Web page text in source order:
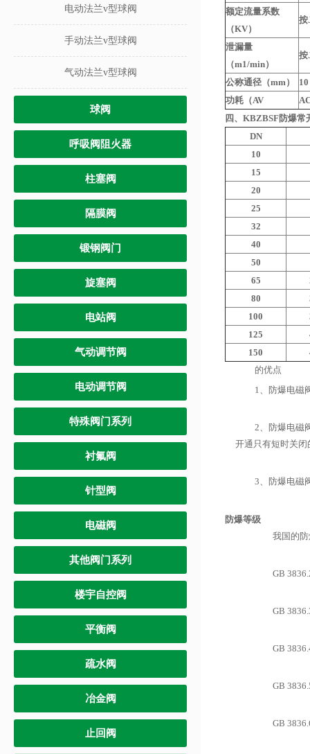
电动法兰v型球阀
手动法兰v型球阀
气动法兰v型球阀
球阀
呼吸阀阻火器
柱塞阀
隔膜阀
锻钢阀门
旋塞阀
电站阀
气动调节阀
电动调节阀
特殊阀门系列
衬氟阀
针型阀
电磁阀
其他阀门系列
楼宇自控阀
平衡阀
疏水阀
冶金阀
止回阀
额定流量系数
（KV）
按
泄漏量
（m1/min）
按
公称通径（mm）
10
功耗（AV
四、KBZBSF防爆常
DN
10
15
20
25
32
40
50
65
80
100
125
150
的优点
1、防爆电磁
2、防爆电磁
开通只有短时关
3、防爆电磁
防爆等级
我国的防爆
GB 3836.2
GB 3836.3
GB 3836.4
GB 3836.5
GB 3836.6